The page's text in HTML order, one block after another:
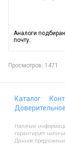
Аналоги
почту.
Просмотров: 1471
Каталог
Наличие
гарантирует
Данное